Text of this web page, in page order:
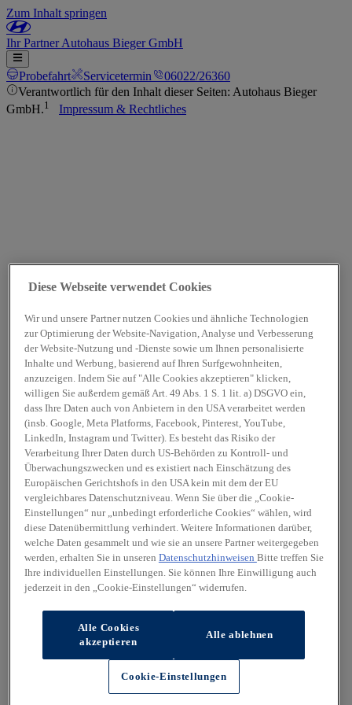
Zum Inhalt springen
IhrPartnerAutohaus Bieger GmbH
Probefahrt Servicetermin
06022/26360
Verantwortlich für den Inhalt dieser Seiten: Autohaus Bieger
GmbH.1 Impressum & Rechtliches
Diese Webseite verwendet Cookies
Wir und unsere Partner nutzen Cookies und ähnliche Technologien
zur Optimierung der Website-Navigation, Analyse und Verbesserung
der Website-Nutzung und -Dienste sowie um Ihnen personalisierte
Inhalte und Werbung, basierend auf Ihren Surfgewohnheiten,
anzuzeigen. Indem Sie auf "Alle Cookies akzeptieren" klicken,
willigen Sie außerdem gemäß Art. 49 Abs. 1 S. 1 lit. a) DSGVO ein,
dass Ihre Daten auch von Anbietern in den USA verarbeitet werden
(insb. Google, Meta Platforms, Facebook, Pinterest, YouTube,
LinkedIn, Instagram und Twitter). Es besteht das Risiko der
Verarbeitung Ihrer Daten durch US-Behörden zu Kontroll- und
Überwachungszwecken und es existiert nach Einschätzung des
Europäischen Gerichtshofs in den USA kein mit dem der EU
vergleichbares Datenschutzniveau. Wenn Sie über die „Cookie-
Einstellungen“ nur „unbedingt erforderliche Cookies“ wählen, wird
diese Datenübermittlung verhindert. Weitere Informationen darüber,
welche Daten gesammelt und wie sie an unsere Partner weitergegeben
werden, erhalten Sie in unseren Datenschutzhinweisen Bitte treffen Sie
Ihre individuellen Einstellungen. Sie können Ihre Einwilligung auch
jederzeit in den „Cookie-Einstellungen“ widerrufen.
Alle Cookies
akzeptieren
Alle ablehnen
Cookie-Einstellungen